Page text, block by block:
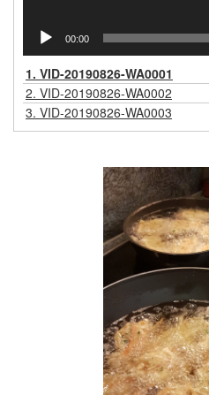
00:00
1. VID-20190826-WA0001
2. VID-20190826-WA0002
3. VID-20190826-WA0003